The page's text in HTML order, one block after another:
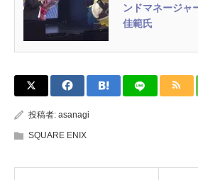
ンドマネージャ
佳範氏
投稿者: asanagi
SQUARE ENIX